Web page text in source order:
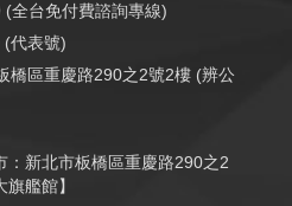
(全台免付費諮詢專線)
(代表號)
橋區重慶路290之2號2樓 (辨公
：新北市板橋區重慶路290之2
艦館】